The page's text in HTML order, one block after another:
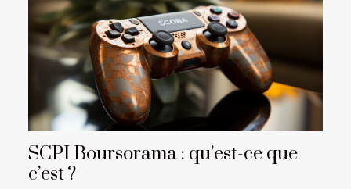
SCPI Boursorama : qu’est-ce que
c’est ?